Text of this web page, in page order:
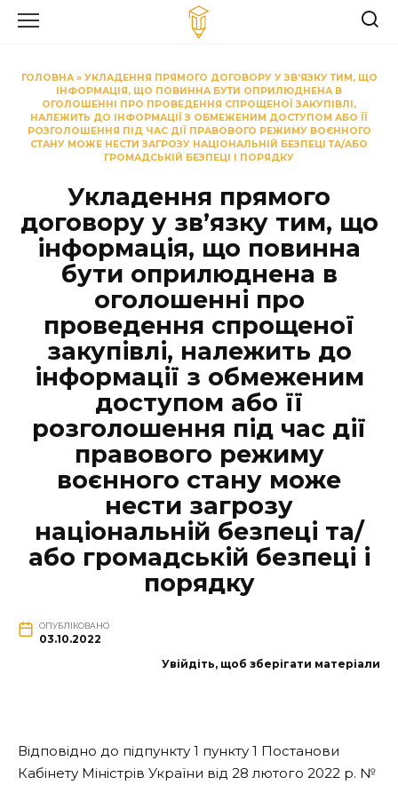
ГОЛОВНА» УКЛАДЕННЯ ПРЯМОГО ДОГОВОРУ У ЗВ’ЯЗКУ ТИМ, ЩО
ІНФОРМАЦІЯ, ЩО ПОВИННА БУТИ ОПРИЛЮДНЕНА В
ОГОЛОШЕННІ ПРО ПРОВЕДЕННЯ СПРОЩЕНОЇ ЗАКУПІВЛІ,
НАЛЕЖИТЬ ДО ІНФОРМАЦІЇ З ОБМЕЖЕНИМ ДОСТУПОМ АБО ЇЇ
РОЗГОЛОШЕННЯ ПІД ЧАС ДІЇ ПРАВОВОГО РЕЖИМУ ВОЄННОГО
СТАНУ МОЖЕ НЕСТИ ЗАГРОЗУ НАЦІОНАЛЬНІЙ БЕЗПЕЦІ ТА/АБО
ГРОМАДСЬКІЙ БЕЗПЕЦІ І ПОРЯДКУ
Укладення прямого
договору у зв’язку тим, що
інформація, що повинна
бути оприлюднена в
оголошенні про
проведення спрощеної
закупівлі, належить до
інформації з обмеженим
доступом або її
розголошення під час дії
правового режиму
воєнного стану може
нести загрозу
національній безпеці та/
або громадській безпеці і
порядку
ОПУБЛІКОВАНО
03.10.2022
Увійдіть, щоб зберігати матеріали
Відповідно до підпункту 1 пункту 1 Постанови
Кабінету Міністрів України від 28 лютого 2022 р. №